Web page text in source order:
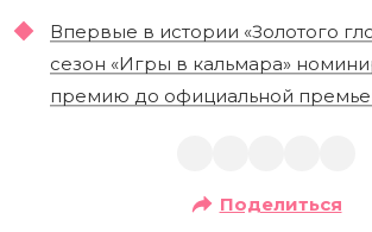
Впервые в истории «Золотого
сезон «Игры в кальмара»
премию до официальной
Поделиться